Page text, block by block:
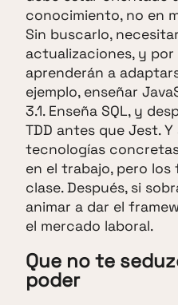
conocimiento, no en
Sin buscarlo,
actualizaciones, y
aprenderán a
ejemplo, enseñar
3.1. Enseña SQL, y
TDD antes que Jest.
tecnologías
en el trabajo, pero
clase. Después, si
animar a dar el
el mercado laboral.
Que no te
poder